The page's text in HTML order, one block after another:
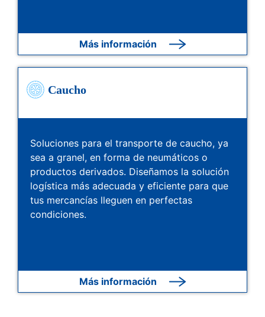
Más información
Caucho
Soluciones para el transporte de caucho, ya
sea a granel, en forma de neumáticos o
productos derivados. Diseñamos la solución
logística más adecuada y eficiente para que
tus mercancías lleguen en perfectas
condiciones.
Más información